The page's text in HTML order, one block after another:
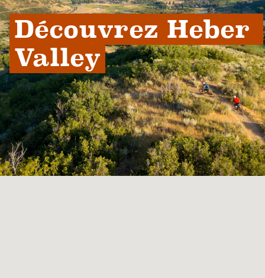
Découvrez Heber
Valley